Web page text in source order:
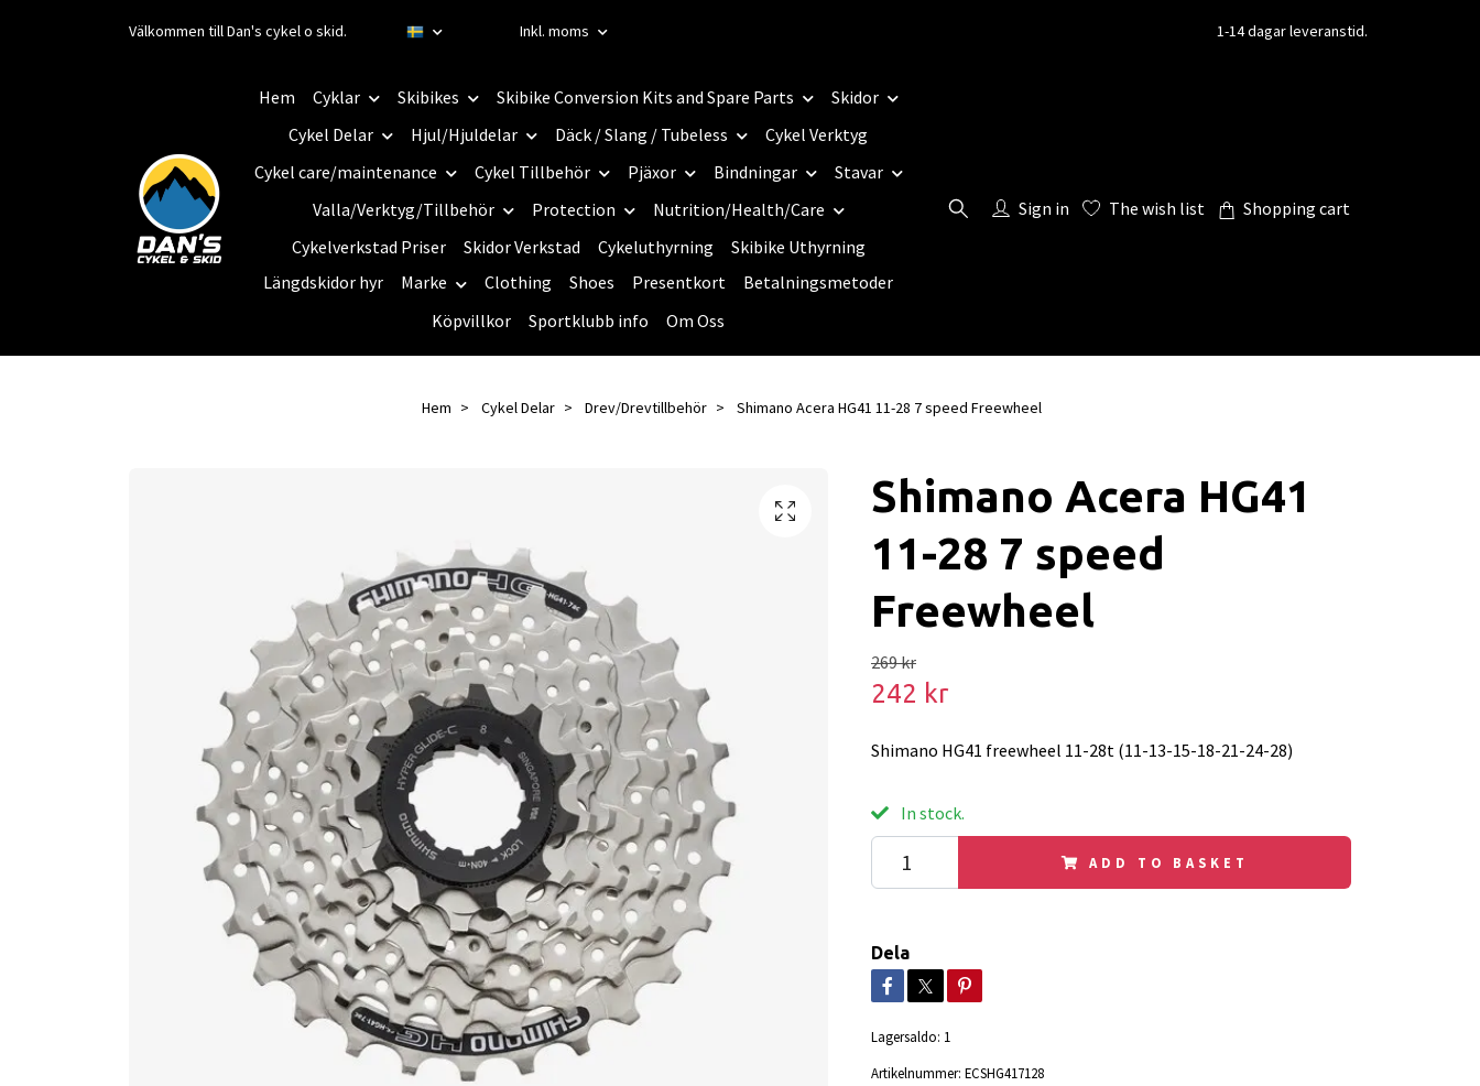
Välkommen till Dan's cykel o skid. Inkl. moms 1-14 dagar leveranstid.
Hem Cyklar Skibikes Skibike Conversion Kits and Spare Parts
Skidor
Cykel Delar
Hjul/Hjuldelar Däck / Slang / Tubeless
Cykel Verktyg
Cykel care/maintenance
Cykel Tillbehör Pjäxor Bindningar
Stavar
Valla/Verktyg/Tillbehör
Protection
Nutrition/Health/Care
Cykelverkstad Priser
Skidor Verkstad Cykeluthyrning
Skibike Uthyrning
Längdskidor hyr
Marke Clothing Shoes Presentkort
Betalningsmetoder
Köpvillkor
Sportklubb info Om Oss
Sign in The wish list Shopping cart
Hem Cykel Delar Drev/Drevtillbehör Shimano Acera HG41 11-28 7 speed Freewheel
Shimano Acera HG41
11-28 7 speed
Freewheel
269 kr
242 kr
Shimano HG41 freewheel 11-28t (11-13-15-18-21-24-28)
In stock.
ADD TO BASKET
Dela
Lagersaldo: 1
Artikelnummer: ECSHG417128